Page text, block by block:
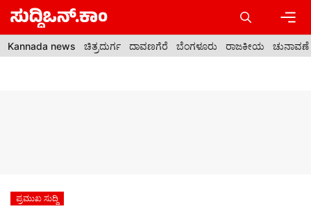
Skip
content
Kannada news ಚಿತ್ರದುರ್ಗ ದಾವಣಗೆರೆ ಬೆಂಗಳೂರು ರಾಜಕೀಯ ಚುನಾವಣೆ
ಪ್ರಮುಖ ಸುದ್ದಿ